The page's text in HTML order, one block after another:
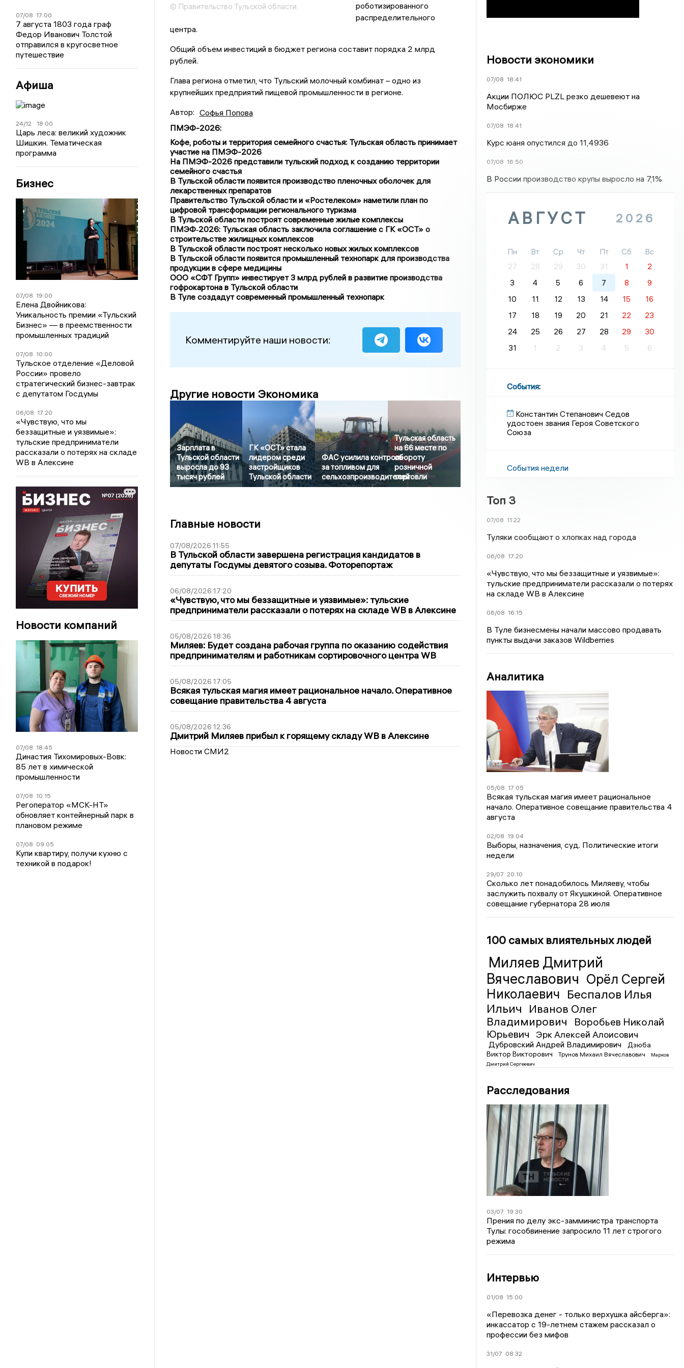
07/08 17:00
7 августа 1803 года граф
Федор Иванович Толстой
отправился в кругосветное
путешествие
Афиша
24/12 18:00
Царь леса: великий художник
Шишкин. Тематическая
программа
Бизнес
07/08 19:00
Елена Двойникова:
Уникальность премии «Тульский
Бизнес» — в преемственности
промышленных традиций
07/08 10:00
Тульское отделение «Деловой
России» провело
стратегический бизнес-завтрак
с депутатом Госдумы
06/08 17:20
«Чувствую, что мы
беззащитные и уязвимые»:
тульские предприниматели
рассказали о потерях на складе
WB в Алексине
Новости компаний
07/08 18:45
Династия Тихомировых-Вовк:
85 лет в химической
промышленности
07/08 10:15
Регоператор «МСК-НТ»
обновляет контейнерный парк в
плановом режиме
07/08 09:05
Купи квартиру, получи кухню с
техникой в подарок!
© Правительство Тульской области
роботизированного
распределительного
центра.
Общий объем инвестиций в бюджет региона составит порядка 2 млрд
рублей.
Глава региона отметил, что Тульский молочный комбинат – одно из
крупнейших предприятий пищевой промышленности в регионе.
Автор: Софья Попова
ПМЭФ-2026:
Кофе, роботы и территория семейного счастья: Тульская область принимает
участие на ПМЭФ-2026
На ПМЭФ-2026 представили тульский подход к созданию территории
семейного счастья
В Тульской области появится производство пленочных оболочек для
лекарственных препаратов
Правительство Тульской области и «Ростелеком» наметили план по
цифровой трансформации регионального туризма
В Тульской области построят современные жилые комплексы
ПМЭФ‑2026: Тульская область заключила соглашение с ГК «ОСТ» о
строительстве жилищных комплексов
В Тульской области построят несколько новых жилых комплексов
В Тульской области появится промышленный технопарк для производства
продукции в сфере медицины
ООО «СФТ Групп» инвестирует 3 млрд рублей в развитие производства
гофрокартона в Тульской области
В Туле создадут современный промышленный технопарк
Комментируйте наши новости:
Другие новости Экономика
Зарплата в
Тульской области
выросла до 93
тысяч рублей
ГК «ОСТ» стала
лидером среди
застройщиков
Тульской области
ФАС усилила контроль
за топливом для
сельхозпроизводителей
Тульская область
на 66 месте по
обороту
розничной
торговли
Главные новости
07/08/2026 11:55
В Тульской области завершена регистрация кандидатов в
депутаты Госдумы девятого созыва. Фоторепортаж
06/08/2026 17:20
«Чувствую, что мы беззащитные и уязвимые»: тульские
предприниматели рассказали о потерях на складе WB в Алексине
05/08/2026 18:36
Миляев: Будет создана рабочая группа по оказанию содействия
предпринимателям и работникам сортировочного центра WB
05/08/2026 17:05
Всякая тульская магия имеет рациональное начало. Оперативное
совещание правительства 4 августа
05/08/2026 12:36
Дмитрий Миляев прибыл к горящему складу WB в Алексине
Новости СМИ2
Новости экономики
07/08 18:41
Акции ПОЛЮС PLZL резко дешевеют на
Мосбирже
07/08 18:41
Курс юаня опустился до 11,4936
07/08 16:50
В России производство крупы выросло на 7,1%
АВГУСТ 2026
Пн Вт Ср Чт Пт Сб
Вс
27
28 29 30 31 1
2
3
4 5 6 7 8
9
10
11 12 13 14 15
16
17
18 19 20 21 22
23
24
25 26 27 28 29
30
31
1 2 3 4 5 6
События:
Константин Степанович Седов
удостоен звания Героя Советского
Союза
События недели
Топ 3
07/08 11:22
Туляки сообщают о хлопках над города
06/08 17:20
«Чувствую, что мы беззащитные и уязвимые»:
тульские предприниматели рассказали о потерях
на складе WB в Алексине
06/08 16:15
В Туле бизнесмены начали массово продавать
пункты выдачи заказов Wildberries
Аналитика
05/08 17:05
Всякая тульская магия имеет рациональное
начало. Оперативное совещание правительства 4
августа
02/08 19:04
Выборы, назначения, суд. Политические итоги
недели
29/07 20:10
Сколько лет понадобилось Миляеву, чтобы
заслужить похвалу от Якушкиной. Оперативное
совещание губернатора 28 июля
100 самых влиятельных людей
Миляев Дмитрий
Вячеславович Орёл Сергей
Николаевич Беспалов Илья
Ильич
Иванов Олег
Владимирович
Воробьев Николай
Юрьевич
Эрк Алексей Алоисович
Дубровский Андрей Владимирович
Дзюба
Виктор Викторович
Трунов Михаил Вячеславович
Марков
Дмитрий Сергеевич
Расследования
03/07 19:30
Прения по делу экс-замминистра транспорта
Тулы: гособвинение запросило 11 лет строгого
режима
Интервью
01/08 15:00
«Перевозка денег - только верхушка айсберга»:
инкассатор с 19-летнем стажем рассказал о
профессии без мифов
31/07 08:32